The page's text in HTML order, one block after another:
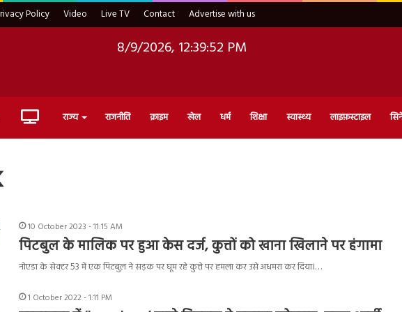
Policy Video Live TV Contact Advertise with us
8/9/2026, 12:39:52 PM
Live राज्य राजनीति क्राइम खेल धर्म शिक्षा स्वास्थ्य लाइफ़स्टाइल
10 October 2023 - 11:15 AM
पिटबुल के मालिक पर हुआ केस दर्ज, कुत्तों को खाना खिलाने पर हंगामा
नोएडा के सेक्टर 53 में एक पिटबुल ने सड़क पर घूम रहे कुत्ते पर हमला कर उसे अधमरा कर दिया।…
1 October 2022 - 1:11 PM